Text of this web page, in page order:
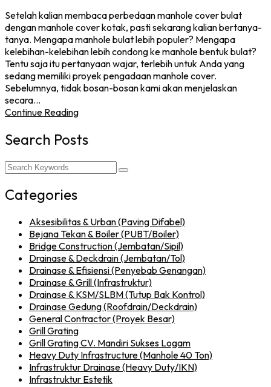
Setelah kalian membaca perbedaan manhole cover bulat
dengan manhole cover kotak, pasti sekarang kalian bertanya-
tanya. Mengapa manhole bulat lebih populer? Mengapa
kelebihan-kelebihan lebih condong ke manhole bentuk bulat?
Tentu saja itu pertanyaan wajar, terlebih untuk Anda yang
sedang memiliki proyek pengadaan manhole cover.
Sebelumnya, tidak bosan-bosan kami akan menjelaskan
secara…
Continue Reading
Search Posts
Categories
Aksesibilitas & Urban (Paving Difabel)
Bejana Tekan & Boiler (PUBT/Boiler)
Bridge Construction (Jembatan/Sipil)
Drainase & Deckdrain (Jembatan/Tol)
Drainase & Efisiensi (Penyebab Genangan)
Drainase & Grill (Infrastruktur)
Drainase & KSM/SLBM (Tutup Bak Kontrol)
Drainase Gedung (Roofdrain/Deckdrain)
General Contractor (Proyek Besar)
Grill Grating
Grill Grating CV. Mandiri Sukses Logam
Heavy Duty Infrastructure (Manhole 40 Ton)
Infrastruktur Drainase (Heavy Duty/IKN)
Infrastruktur Estetik